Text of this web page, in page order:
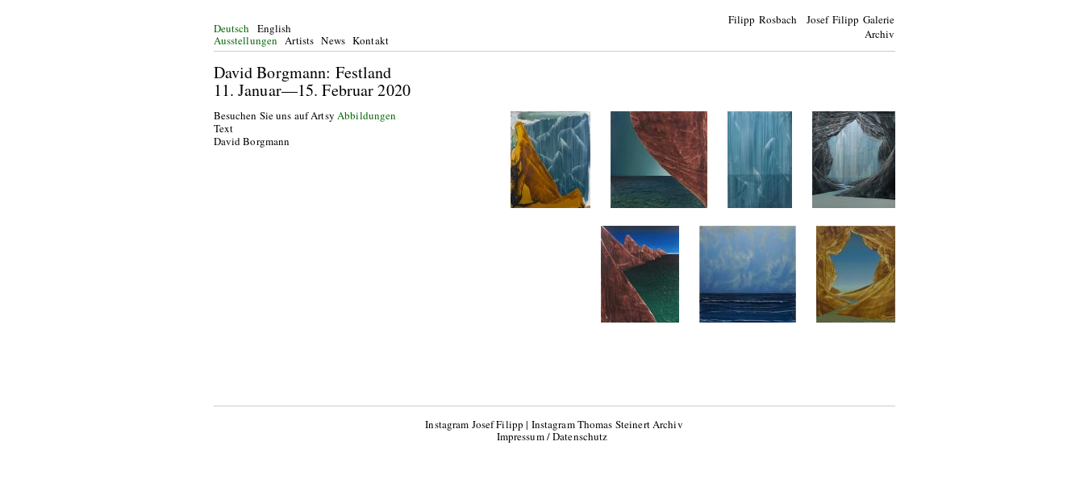
Filipp Rosbach Josef Filipp Galerie
Archiv
Deutsch
English
Ausstellungen Artists News Kontakt
David Borgmann: Festland
11. Januar—15. Februar 2020
Besuchen Sie uns auf Artsy Abbildungen
Text
David Borgmann
Instagram Josef Filipp | Instagram Thomas Steinert Archiv
Impressum / Datenschutz